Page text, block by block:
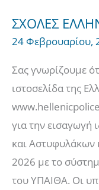
ΣΧΟΛΕΣ
24 Φεβρουαρίου,
Σας γνωρίζουμε
ιστοσελίδα της
για την εισαγωγή
και Αστυφυλάκων
2026 με το
του ΥΠΑΙΘΑ. Οι
ΣΧΟΛΕΣ
ΕΛΛΗΝΙΚΗΣ